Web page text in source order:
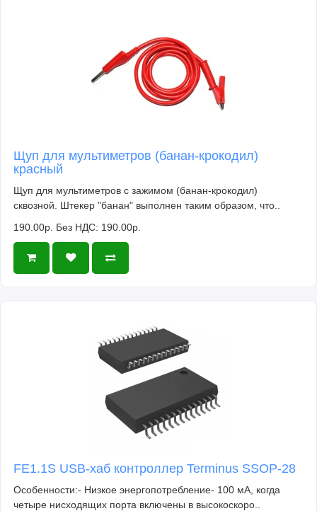
Щуп для мультиметров (банан-крокодил)
красный
Щуп для мультиметров с зажимом (банан-крокодил)
сквозной. Штекер "банан" выполнен таким образом, что..
190.00р. Без НДС: 190.00р.
FE1.1S USB-хаб контроллер Terminus SSOP-28
Особенности:- Низкое энергопотребление- 100 мА, когда
четыре нисходящих порта включены в высокоскоро..